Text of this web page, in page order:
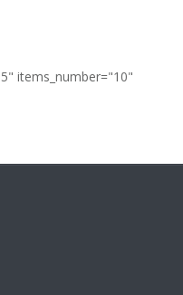
items_number="10"